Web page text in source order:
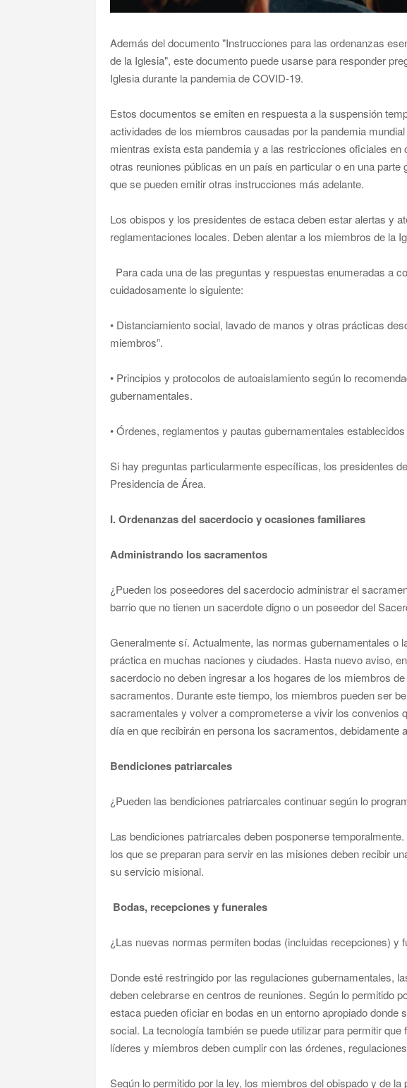
Además del documento "Instrucciones para las ordenanzas
de la Iglesia", este documento puede usarse para responder
Iglesia durante la pandemia de COVID-19.
Estos documentos se emiten en respuesta a la suspensión
actividades de los miembros causadas por la pandemia
mientras exista esta pandemia y a las restricciones oficiales en
otras reuniones públicas en un país en particular o en una
que se pueden emitir otras instrucciones más adelante.
Los obispos y los presidentes de estaca deben estar alertas y
reglamentaciones locales. Deben alentar a los miembros de la
Para cada una de las preguntas y respuestas enumeradas a
cuidadosamente lo siguiente:
• Distanciamiento social, lavado de manos y otras prácticas
miembros”.
• Principios y protocolos de autoaislamiento según lo
gubernamentales.
• Órdenes, reglamentos y pautas gubernamentales
Si hay preguntas particularmente específicas, los presidentes
Presidencia de Área.
I. Ordenanzas del sacerdocio y ocasiones familiares
Administrando los sacramentos
¿Pueden los poseedores del sacerdocio administrar el
barrio que no tienen un sacerdote digno o un poseedor del
Generalmente sí. Actualmente, las normas gubernamentales o
práctica en muchas naciones y ciudades. Hasta nuevo aviso,
sacerdocio no deben ingresar a los hogares de los miembros
sacramentos. Durante este tiempo, los miembros pueden ser
sacramentales y volver a comprometerse a vivir los convenios
día en que recibirán en persona los sacramentos, debidamente
Bendiciones patriarcales
¿Pueden las bendiciones patriarcales continuar según lo
Las bendiciones patriarcales deben posponerse
los que se preparan para servir en las misiones deben recibir
su servicio misional.
Bodas, recepciones y funerales
¿Las nuevas normas permiten bodas (incluidas recepciones) y
Donde esté restringido por las regulaciones gubernamentales,
deben celebrarse en centros de reuniones. Según lo permitido
estaca pueden oficiar en bodas en un entorno apropiado donde
social. La tecnología también se puede utilizar para permitir
líderes y miembros deben cumplir con las órdenes,
Según lo permitido por la ley, los miembros del obispado y de